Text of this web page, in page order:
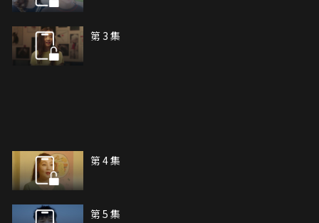
第 3 集
第 4 集
第 5 集